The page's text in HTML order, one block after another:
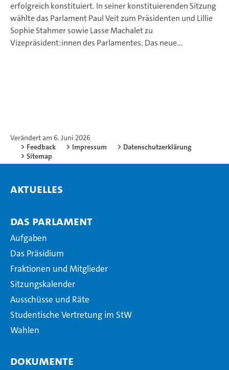
erfolgreich konstituiert. In seiner konstituierenden Sitzung
wählte das Parlament Paul Veit zum Präsidenten und Lillie
Sophie Stahmer sowie Lasse Machalet zu
Vizepräsident:innen des Parlamentes. Das neue...
Verändert am 6. Juni 2026
Feedback
Impressum
Datenschutzerklärung
Sitemap
Aktuelles
Das Parlament
Aufgaben
Das Präsidium
Fraktionen und Mitglieder
Sitzungskalender
Ausschüsse und Räte
Studentische Vertretung im StW
Wahlen
Dokumente